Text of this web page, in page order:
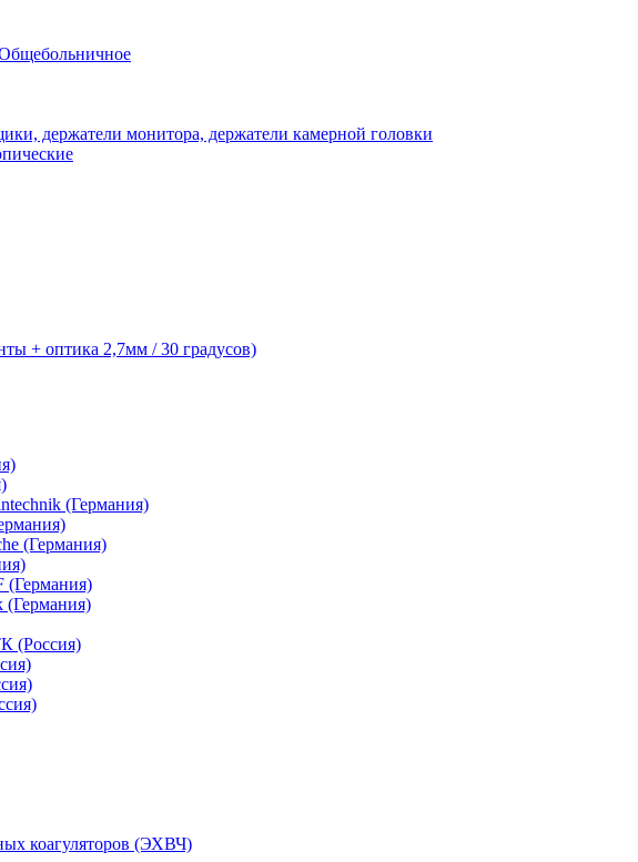
держатели монитора, держатели камерной головки
+ оптика 2,7мм / 30 градусов)
(Германия)
(Германия)
(Германия)
(Германия)
(Россия)
коагуляторов (ЭХВЧ)